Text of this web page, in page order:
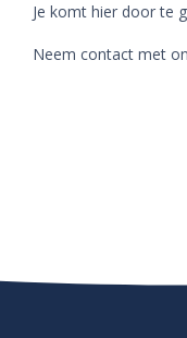
Je komt hier door te
Neem contact met